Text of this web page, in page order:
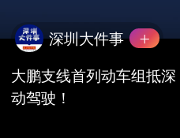
深圳大件事
大鹏支线首列动车组抵
动驾驶！